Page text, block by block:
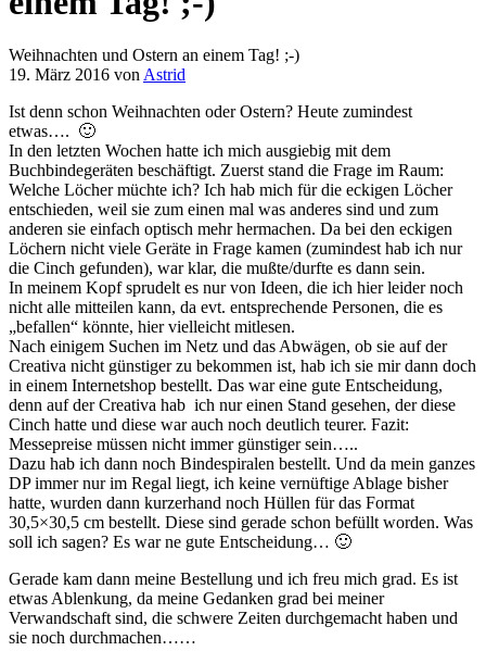
Weihnachten und Ostern an einem Tag! ;-)
19. März 2016 vonAstrid
Ist denn schon Weihnachten oder Ostern? Heute zumindest
etwas…. 🙂
In den letzten Wochen hatte ich mich ausgiebig mit dem
Buchbindegeräten beschäftigt. Zuerst stand die Frage im Raum:
Welche Löcher müchte ich? Ich hab mich für die eckigen Löcher
entschieden, weil sie zum einen mal was anderes sind und zum
anderen sie einfach optisch mehr hermachen. Da bei den eckigen
Löchern nicht viele Geräte in Frage kamen (zumindest hab ich nur
die Cinch gefunden), war klar, die mußte/durfte es dann sein.
In meinem Kopf sprudelt es nur von Ideen, die ich hier leider noch
nicht alle mitteilen kann, da evt. entsprechende Personen, die es
„befallen“ könnte, hier vielleicht mitlesen.
Nach einigem Suchen im Netz und das Abwägen, ob sie auf der
Creativa nicht günstiger zu bekommen ist, hab ich sie mir dann doch
in einem Internetshop bestellt. Das war eine gute Entscheidung,
denn auf der Creativa hab ich nur einen Stand gesehen, der diese
Cinch hatte und diese war auch noch deutlich teurer. Fazit:
Messepreise müssen nicht immer günstiger sein…..
Dazu hab ich dann noch Bindespiralen bestellt. Und da mein ganzes
DP immer nur im Regal liegt, ich keine vernüftige Ablage bisher
hatte, wurden dann kurzerhand noch Hüllen für das Format
30,5×30,5 cm bestellt. Diese sind gerade schon befüllt worden. Was
soll ich sagen? Es war ne gute Entscheidung… 🙂
Gerade kam dann meine Bestellung und ich freu mich grad. Es ist
etwas Ablenkung, da meine Gedanken grad bei meiner
Verwandschaft sind, die schwere Zeiten durchgemacht haben und
sie noch durchmachen……